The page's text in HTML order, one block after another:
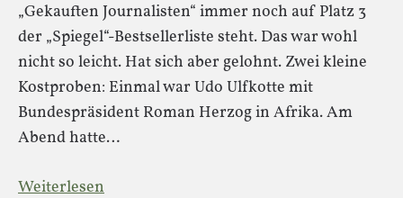
„Gekauften Journalisten“ immer noch auf Platz 3
der „Spiegel“-Bestsellerliste steht. Das war wohl
nicht so leicht. Hat sich aber gelohnt. Zwei kleine
Kostproben: Einmal war Udo Ulfkotte mit
Bundespräsident Roman Herzog in Afrika. Am
Abend hatte…
Weiterlesen